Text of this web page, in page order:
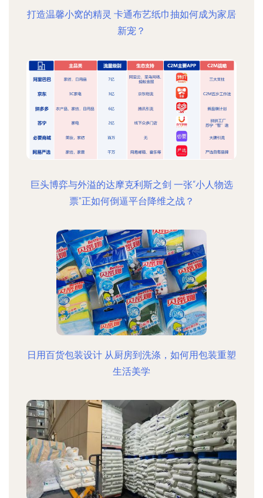
打造温馨小窝的精灵 卡通布艺纸巾抽如何成为家居
新宠？
巨头博弈与外溢的达摩克利斯之剑 一张“小人物选
票”正如何倒逼平台降维之战？
日用百货包装设计 从厨房到洗涤，如何用包装重塑
生活美学